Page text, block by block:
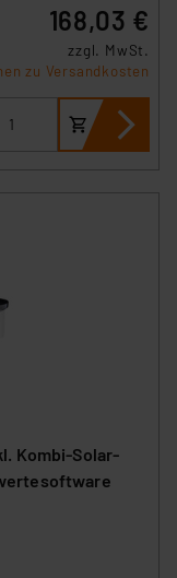
168,03 €
zzgl. MwSt.
zu Versandkosten
Kombi-Solar-